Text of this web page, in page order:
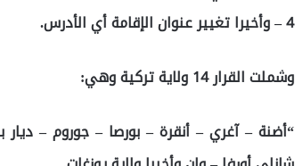
4 – وأخيرا تغيير عنوان الإقامة أي الأدرس.
وشملت القرار 14 ولاية تركية وهي:
“أضنة – آغري – أنقرة – بورصا – جوروم –